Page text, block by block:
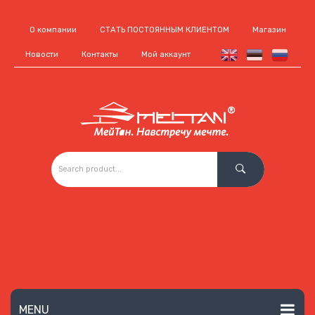
О компании СТАТЬ ПОСТОЯННЫМ КЛИЕНТОМ Магазин
Новости Контакты Мой аккаунт
MENU